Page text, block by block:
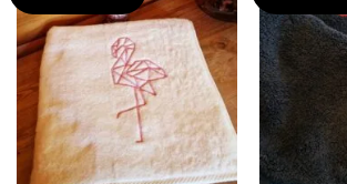
Opcje
można
wybrać
na
stronie
produktu